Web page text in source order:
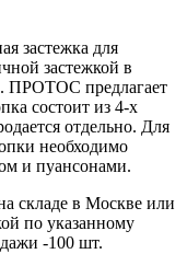
застежка для
застежкой в
ПРОТОС предлагает
состоит из 4-х
отдельно. Для
необходимо
и пуансонами.
складе в Москве или
по указанному
-100 шт.